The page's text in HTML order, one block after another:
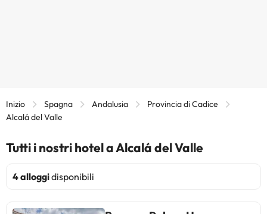
Inizio Spagna Andalusia
Provincia di Cadice
Alcalá del Valle
Tutti i nostri hotel a Alcalá del Valle
4 alloggidisponibili